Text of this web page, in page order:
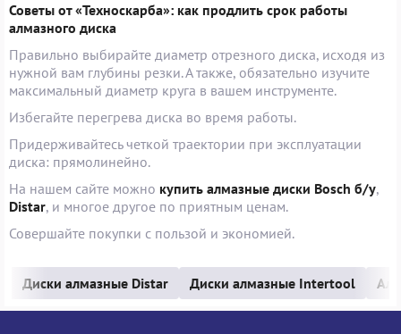
Советы от «Техноскарба»: как продлить срок работы
алмазного диска
Правильно выбирайте диаметр отрезного диска, исходя из
нужной вам глубины резки. А также, обязательно изучите
максимальный диаметр круга в вашем инструменте.
Избегайте перегрева диска во время работы.
Придерживайтесь четкой траектории при эксплуатации
диска: прямолинейно.
На нашем сайте можно купить алмазные диски Bosch б/у,
Distar, и многое другое по приятным ценам.
Совершайте покупки с пользой и экономией.
Диски алмазные Distar Диски алмазные Intertool